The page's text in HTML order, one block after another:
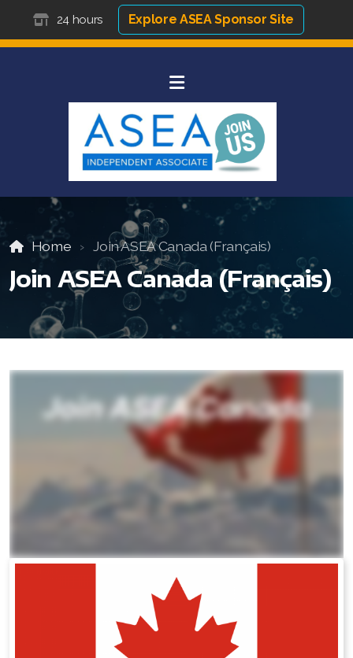
24 hours Explore ASEA Sponsor Site
Home Join ASEA Canada (Français)
Join ASEA Canada (Français)
All ASEA Products
RENU 28
RENUADVANCED SET